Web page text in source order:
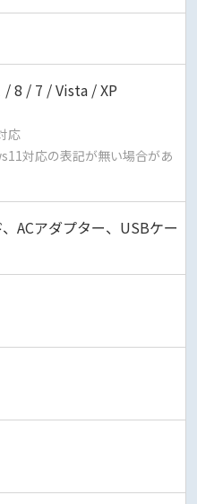
8 / 7 / Vista / XP
応
対応の表記が無い場合があ
ACアダプター、USBケー